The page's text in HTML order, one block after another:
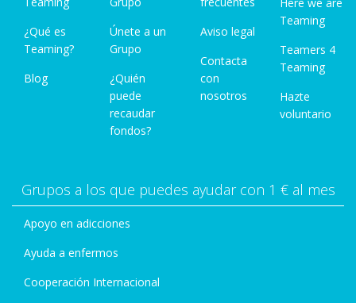
¿Qué es
Teaming?
Blog
Únete a un
Grupo
¿Quién
puede
recaudar
fondos?
Aviso legal
Contacta
con
nosotros
Teaming
Teamers 4
Teaming
Hazte
voluntario
Grupos a los que puedes ayudar con 1 € al mes
Apoyo en adicciones
Ayuda a enfermos
Cooperación Internacional